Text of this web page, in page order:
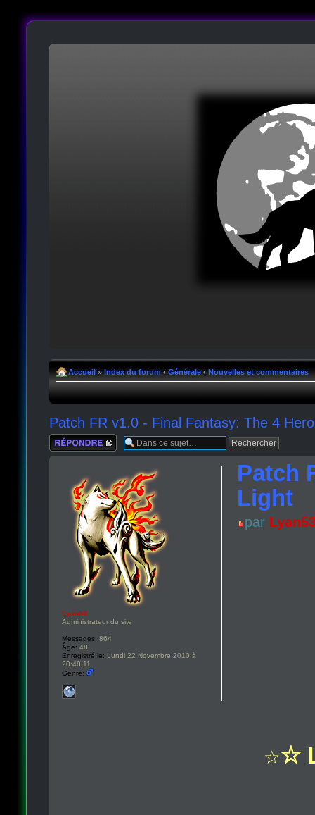
Accueil » Index du forum ‹ Générale ‹ Nouvelles et commentaires
Patch FR v1.0 - Final Fantasy: The 4
Répondre
Patch
Light
par
☆☆
Lyan53
Administrateur du site
Messages: 864
Âge: 48
Enregistré le: Lundi 22 Novembre 2010 à
20:48:11
Genre: